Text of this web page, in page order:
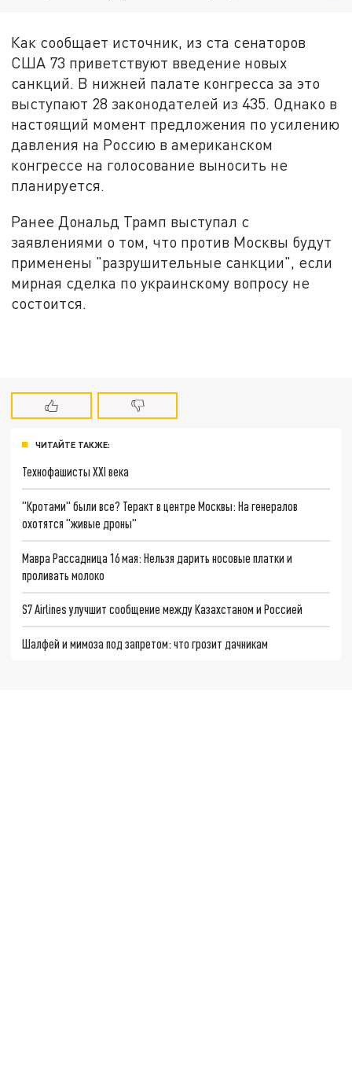
Как сообщает источник, из ста сенаторов
США 73 приветствуют введение новых
санкций. В нижней палате конгресса за это
выступают 28 законодателей из 435. Однако в
настоящий момент предложения по усилению
давления на Россию в американском
конгрессе на голосование выносить не
планируется.
Ранее Дональд Трамп выступал с
заявлениями о том, что против Москвы будут
применены "разрушительные санкции", если
мирная сделка по украинскому вопросу не
состоится.
ЧИТАЙТЕ ТАКЖЕ:
Технофашисты XXI века
"Кротами" были все? Теракт в центре Москвы: На генералов
охотятся "живые дроны"
Мавра Рассадница 16 мая: Нельзя дарить носовые платки и
проливать молоко
S7 Airlines улучшит сообщение между Казахстаном и Россией
Шалфей и мимоза под запретом: что грозит дачникам